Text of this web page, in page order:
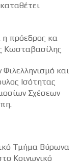
πρόεδρος κα
Κωσταβασίλης
και
Ισότητας
Σχέσεων
Τμήμα Βύρωνα
Κοινωνικό